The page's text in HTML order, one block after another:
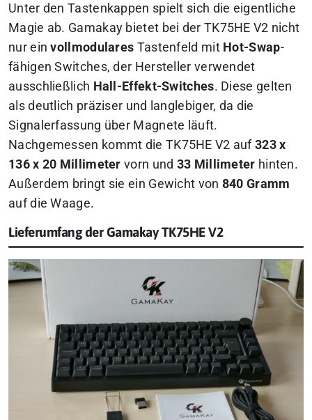
Unter den Tastenkappen spielt sich die eigentliche
Magie ab. Gamakay bietet bei der TK75HE V2 nicht
nur einvollmodulares Tastenfeld mit Hot-Swap-
fähigen Switches, der Hersteller verwendet
ausschließlich Hall-Effekt-Switches. Diese gelten
als deutlich präziser und langlebiger, da die
Signalerfassung über Magnete läuft.
Nachgemessen kommt die TK75HE V2 auf323 x
136 x 20 Millimeter vorn und 33 Millimeter hinten.
Außerdem bringt sie ein Gewicht von 840 Gramm
auf die Waage.
Lieferumfang der Gamakay TK75HE V2